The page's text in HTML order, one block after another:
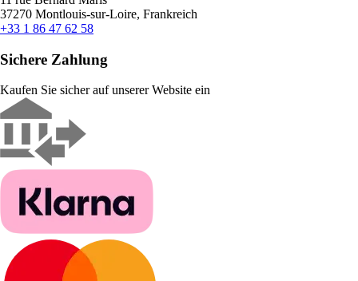
37270 Montlouis-sur-Loire, Frankreich
+33 1 86 47 62 58
Sichere Zahlung
Kaufen Sie sicher auf unserer Website ein